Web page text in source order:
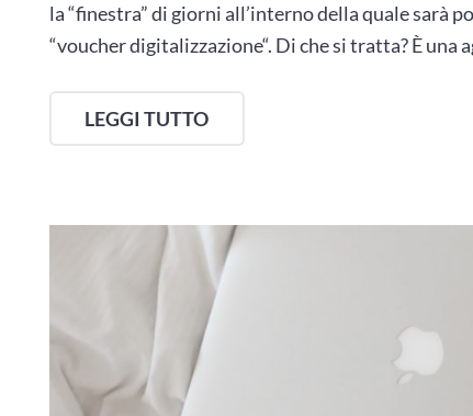
la “finestra” di giorni all’interno della quale sarà
“voucher digitalizzazione“. Di che si tratta? È
LEGGI TUTTO